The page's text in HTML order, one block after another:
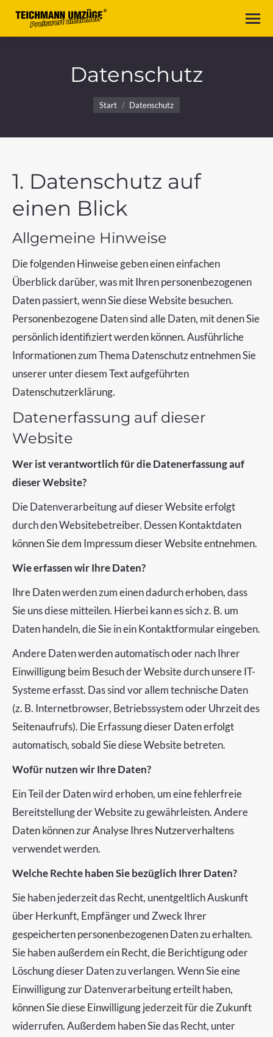
Datenschutz
Sie befinden sich hier:
Start Datenschutz
1. Datenschutz auf
einen Blick
Allgemeine Hinweise
Die folgenden Hinweise geben einen einfachen
Überblick darüber, was mit Ihren personenbezogenen
Daten passiert, wenn Sie diese Website besuchen.
Personenbezogene Daten sind alle Daten, mit denen Sie
persönlich identifiziert werden können. Ausführliche
Informationen zum Thema Datenschutz entnehmen Sie
unserer unter diesem Text aufgeführten
Datenschutzerklärung.
Datenerfassung auf dieser
Website
Wer ist verantwortlich für die Datenerfassung auf
dieser Website?
Die Datenverarbeitung auf dieser Website erfolgt
durch den Websitebetreiber. Dessen Kontaktdaten
können Sie dem Impressum dieser Website entnehmen.
Wie erfassen wir Ihre Daten?
Ihre Daten werden zum einen dadurch erhoben, dass
Sie uns diese mitteilen. Hierbei kann es sich z. B. um
Daten handeln, die Sie in ein Kontaktformular eingeben.
Andere Daten werden automatisch oder nach Ihrer
Einwilligung beim Besuch der Website durch unsere IT-
Systeme erfasst. Das sind vor allem technische Daten
(z. B. Internetbrowser, Betriebssystem oder Uhrzeit des
Seitenaufrufs). Die Erfassung dieser Daten erfolgt
automatisch, sobald Sie diese Website betreten.
Wofür nutzen wir Ihre Daten?
Ein Teil der Daten wird erhoben, um eine fehlerfreie
Bereitstellung der Website zu gewährleisten. Andere
Daten können zur Analyse Ihres Nutzerverhaltens
verwendet werden.
Welche Rechte haben Sie bezüglich Ihrer Daten?
Sie haben jederzeit das Recht, unentgeltlich Auskunft
über Herkunft, Empfänger und Zweck Ihrer
gespeicherten personenbezogenen Daten zu erhalten.
Sie haben außerdem ein Recht, die Berichtigung oder
Löschung dieser Daten zu verlangen. Wenn Sie eine
Einwilligung zur Datenverarbeitung erteilt haben,
können Sie diese Einwilligung jederzeit für die Zukunft
widerrufen. Außerdem haben Sie das Recht, unter